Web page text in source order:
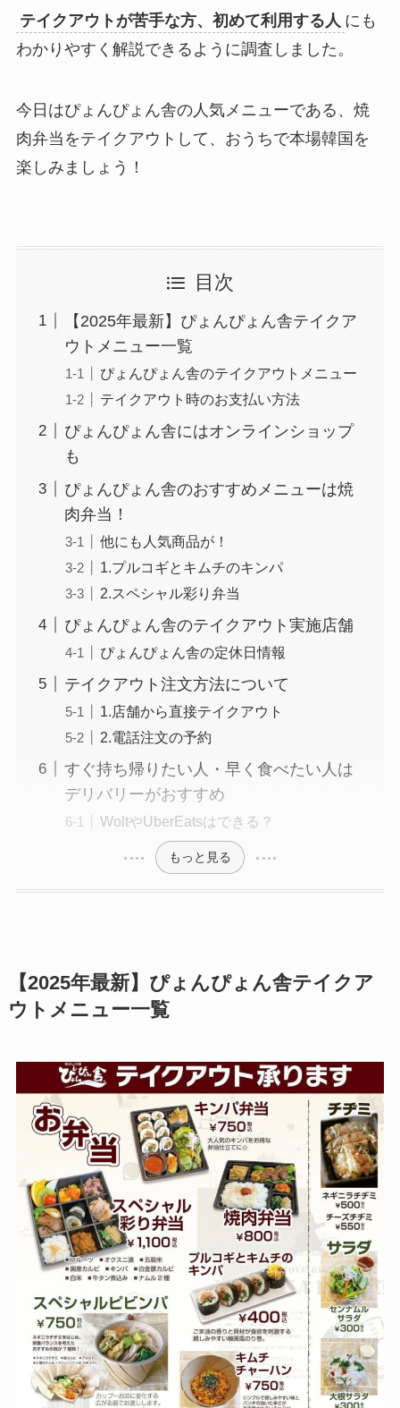
テイクアウトが苦手な方、初めて利用する人 にも
わかりやすく解説できるように調査しました。
今日はぴょんぴょん舎の人気メニューである、焼
肉弁当をテイクアウトして、おうちで本場韓国を
楽しみましょう！
目次
【2025年最新】ぴょんぴょん舎テイクア
ウトメニュー一覧
ぴょんぴょん舎のテイクアウトメニュー
テイクアウト時のお支払い方法
ぴょんぴょん舎にはオンラインショップ
も
ぴょんぴょん舎のおすすめメニューは焼
肉弁当！
他にも人気商品が！
1.プルコギとキムチのキンパ
2.スペシャル彩り弁当
ぴょんぴょん舎のテイクアウト実施店舗
ぴょんぴょん舎の定休日情報
テイクアウト注文方法について
1.店舗から直接テイクアウト
2.電話注文の予約
すぐ持ち帰りたい人・早く食べたい人は
デリバリーがおすすめ
WoltやUberEatsはできる？
もっと見る
【2025年最新】ぴょんぴょん舎テイクア
ウトメニュー一覧